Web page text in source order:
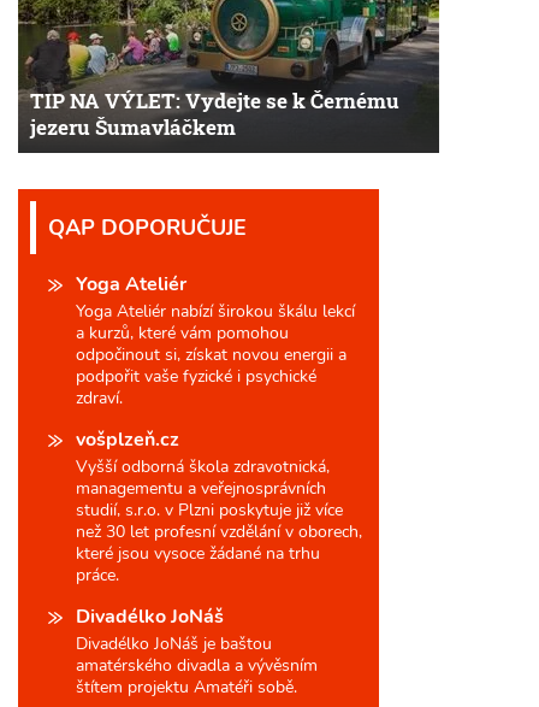
TIP NA VÝLET: Vydejte se k Černému
jezeru Šumavláčkem
QAP DOPORUČUJE
Yoga Ateliér
Yoga Ateliér nabízí širokou škálu lekcí
a kurzů, které vám pomohou
odpočinout si, získat novou energii a
podpořit vaše fyzické i psychické
zdraví.
vošplzeň.cz
Vyšší odborná škola zdravotnická,
managementu a veřejnosprávních
studií, s.r.o. v Plzni poskytuje již více
než 30 let profesní vzdělání v oborech,
které jsou vysoce žádané na trhu
práce.
Divadélko JoNáš
Divadélko JoNáš je baštou
amatérského divadla a vývěsním
štítem projektu Amatéři sobě.